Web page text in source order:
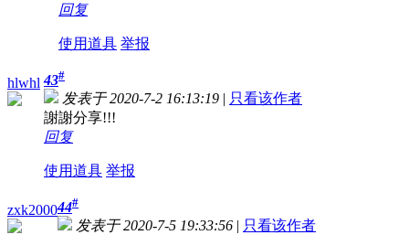
回复
使用道具 举报
hlwhl 43#
发表于 2020-7-2 16:13:19 | 只看该作者
謝謝分享!!!
回复
使用道具 举报
zxk200044#
发表于 2020-7-5 19:33:56 | 只看该作者